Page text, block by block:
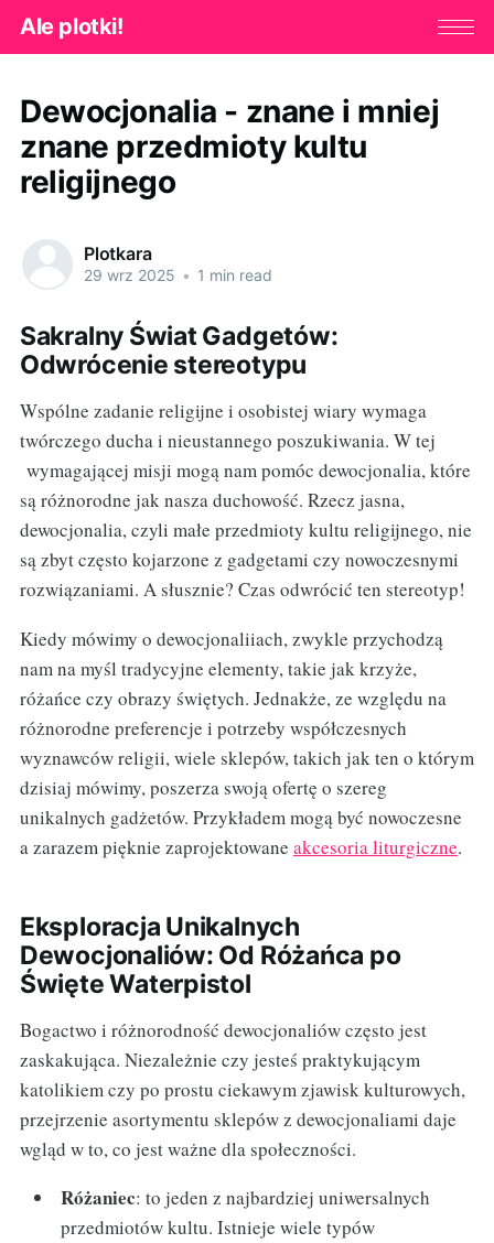
Ale plotki!
Dewocjonalia - znane i mniej
znane przedmioty kultu
religijnego
Plotkara
29 wrz 2025 • 1 min read
Sakralny Świat Gadgetów:
Odwrócenie stereotypu
Wspólne zadanie religijne i osobistej wiary wymaga
twórczego ducha i nieustannego poszukiwania. W tej
wymagającej misji mogą nam pomóc dewocjonalia, które
są różnorodne jak nasza duchowość. Rzecz jasna,
dewocjonalia, czyli małe przedmioty kultu religijnego, nie
są zbyt często kojarzone z gadgetami czy nowoczesnymi
rozwiązaniami. A słusznie? Czas odwrócić ten stereotyp!
Kiedy mówimy o dewocjonaliiach, zwykle przychodzą
nam na myśl tradycyjne elementy, takie jak krzyże,
różańce czy obrazy świętych. Jednakże, ze względu na
różnorodne preferencje i potrzeby współczesnych
wyznawców religii, wiele sklepów, takich jak ten o którym
dzisiaj mówimy, poszerza swoją ofertę o szereg
unikalnych gadżetów. Przykładem mogą być nowoczesne
a zarazem pięknie zaprojektowane akcesoria liturgiczne.
Eksploracja Unikalnych
Dewocjonaliów: Od Różańca po
Święte Waterpistol
Bogactwo i różnorodność dewocjonaliów często jest
zaskakująca. Niezależnie czy jesteś praktykującym
katolikiem czy po prostu ciekawym zjawisk kulturowych,
przejrzenie asortymentu sklepów z dewocjonaliami daje
wgląd w to, co jest ważne dla społeczności.
Różaniec: to jeden z najbardziej uniwersalnych
przedmiotów kultu. Istnieje wiele typów